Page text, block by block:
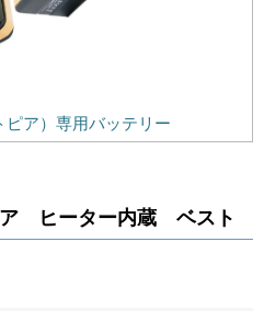
ピア）専用バッテリー
ヒーター内蔵 ベスト